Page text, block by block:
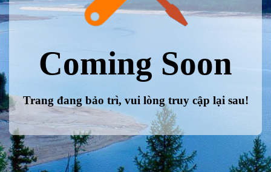
Coming Soon
Trang đang bảo trì, vui lòng truy cập lại sau!